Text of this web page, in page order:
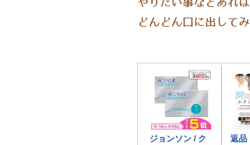
やりたい事などあれば
どんどん口に出して